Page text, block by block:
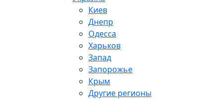
Киев
Днепр
Одесса
Харьков
Запад
Запорожье
Крым
Другие регионы